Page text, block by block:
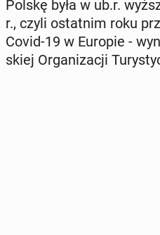
Polskę była w ub.r.
r., czyli ostat­nim roku
Covid-19 w Europie -
skiej Or­ga­ni­za­cji